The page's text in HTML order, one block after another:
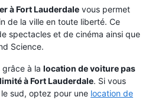
à Fort Lauderdale vous permet
de la ville en toute liberté. Ce
spectacles et de cinéma ainsi que
Science.
grâce à la location de voiture pas
à Fort Lauderdale. Si vous
sud, optez pour une location de